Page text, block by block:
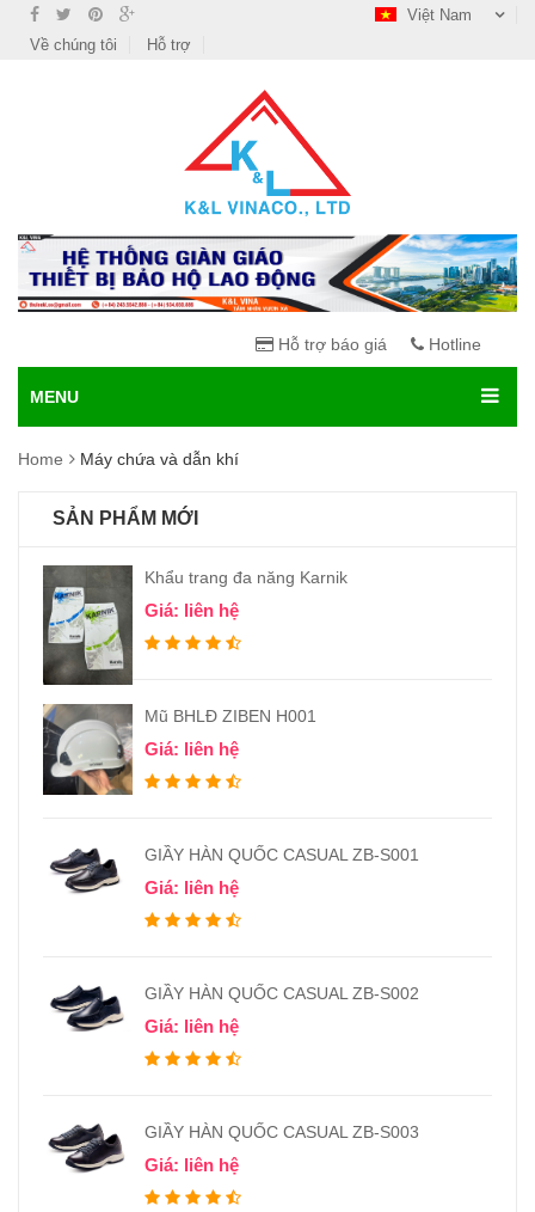
Việt Nam
Về chúng tôi
Hỗ trợ
Hỗ trợ báo giá Hotline
MENU
Home Máy chứa và dẫn khí
SẢN PHẨM MỚI
Khẩu trang đa năng Karnik
Giá: liên hệ
Mũ BHLĐ ZIBEN H001
Giá: liên hệ
GIẦY HÀN QUỐC CASUAL ZB-S001
Giá: liên hệ
GIẦY HÀN QUỐC CASUAL ZB-S002
Giá: liên hệ
GIẦY HÀN QUỐC CASUAL ZB-S003
Giá: liên hệ